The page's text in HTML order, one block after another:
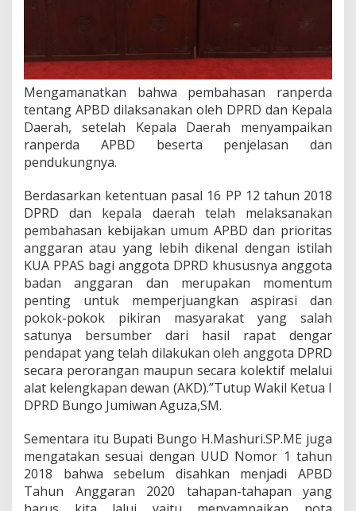
t
a
n
g
e
d
a
A
P
B
D
h
.
A
n
g
g
a
a
n
2
0
Mengamanatkan bahwa pembahasan ranperda
tentang APBD dilaksanakan oleh DPRD dan Kepala
Daerah, setelah Kepala Daerah menyampaikan
ranperda APBD beserta penjelasan dan
pendukungnya.
Berdasarkan ketentuan pasal 16 PP 12 tahun 2018
DPRD dan kepala daerah telah melaksanakan
pembahasan kebijakan umum APBD dan prioritas
anggaran atau yang lebih dikenal dengan istilah
KUA PPAS bagi anggota DPRD khususnya anggota
badan anggaran dan merupakan momentum
penting untuk memperjuangkan aspirasi dan
pokok-pokok pikiran masyarakat yang salah
satunya bersumber dari hasil rapat dengar
pendapat yang telah dilakukan oleh anggota DPRD
secara perorangan maupun secara kolektif melalui
alat kelengkapan dewan (AKD).”Tutup Wakil Ketua I
DPRD Bungo Jumiwan Aguza,SM.
Sementara itu Bupati Bungo H.Mashuri.SP.ME juga
mengatakan sesuai dengan UUD Nomor 1 tahun
2018 bahwa sebelum disahkan menjadi APBD
Tahun Anggaran 2020 tahapan-tahapan yang